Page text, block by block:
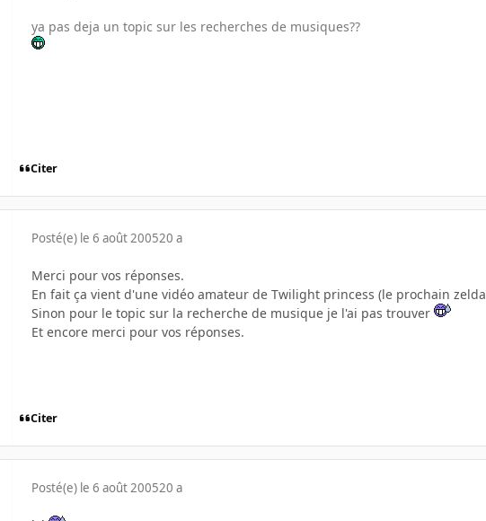
ya pas deja un topic sur les recherches de musiques??
Citer
Posté(e) le 6 août 200520 a
Merci pour vos réponses.
En fait ça vient d'une vidéo amateur de Twilight princess (le prochain
Sinon pour le topic sur la recherche de musique je l'ai pas trouver
Et encore merci pour vos réponses.
Citer
Posté(e) le 6 août 200520 a